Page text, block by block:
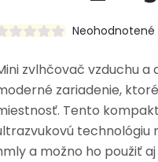
Neohodnotené
zvlhčovač vzduchu a
zariadenie,
Tento
technológiu
a možno ho použiť